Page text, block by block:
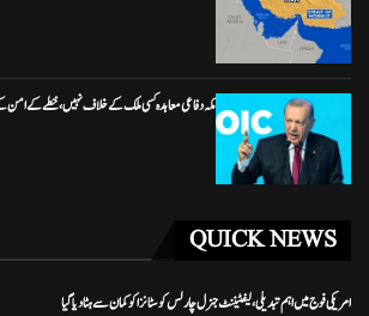
مکہ دفاعی معاہدہ کسی ملک کے خلاف نہیں، خطے کے
QUICK NEWS
امریکی فوج میں اہم تبدیلی، لیفٹیننٹ جنرل چارلس کوسٹانزا کو کمان سے ہٹا دیا گیا